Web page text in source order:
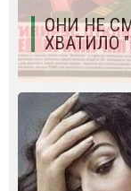
ОНИ НЕ
ХВАТИЛО